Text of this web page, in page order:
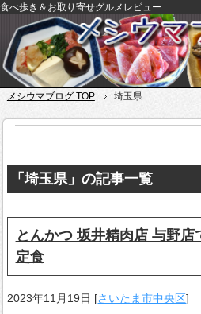
食べ歩き＆お取り寄せグルメレビュー
メシウマブログ TOP 埼玉県
「埼玉県」の記事一覧
とんかつ 坂井精肉店 与野
定食
2023年11月19日 [さいたま市中央区]